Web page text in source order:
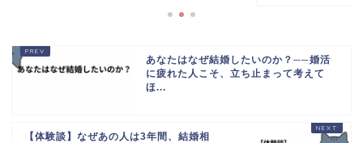
あなたはなぜ結婚したいのか？──婚活
に疲れた人こそ、立ち止まって考えて
ほ...
【体験談】なぜあの人は3年間、結婚相